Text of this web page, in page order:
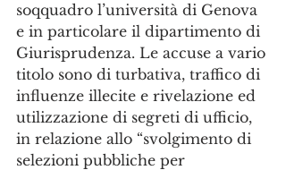
soqquadro l’università di Genova
e in particolare il dipartimento di
Giurisprudenza. Le accuse a vario
titolo sono di turbativa, traffico di
influenze illecite e rivelazione ed
utilizzazione di segreti di ufficio,
in relazione allo “svolgimento di
selezioni pubbliche per